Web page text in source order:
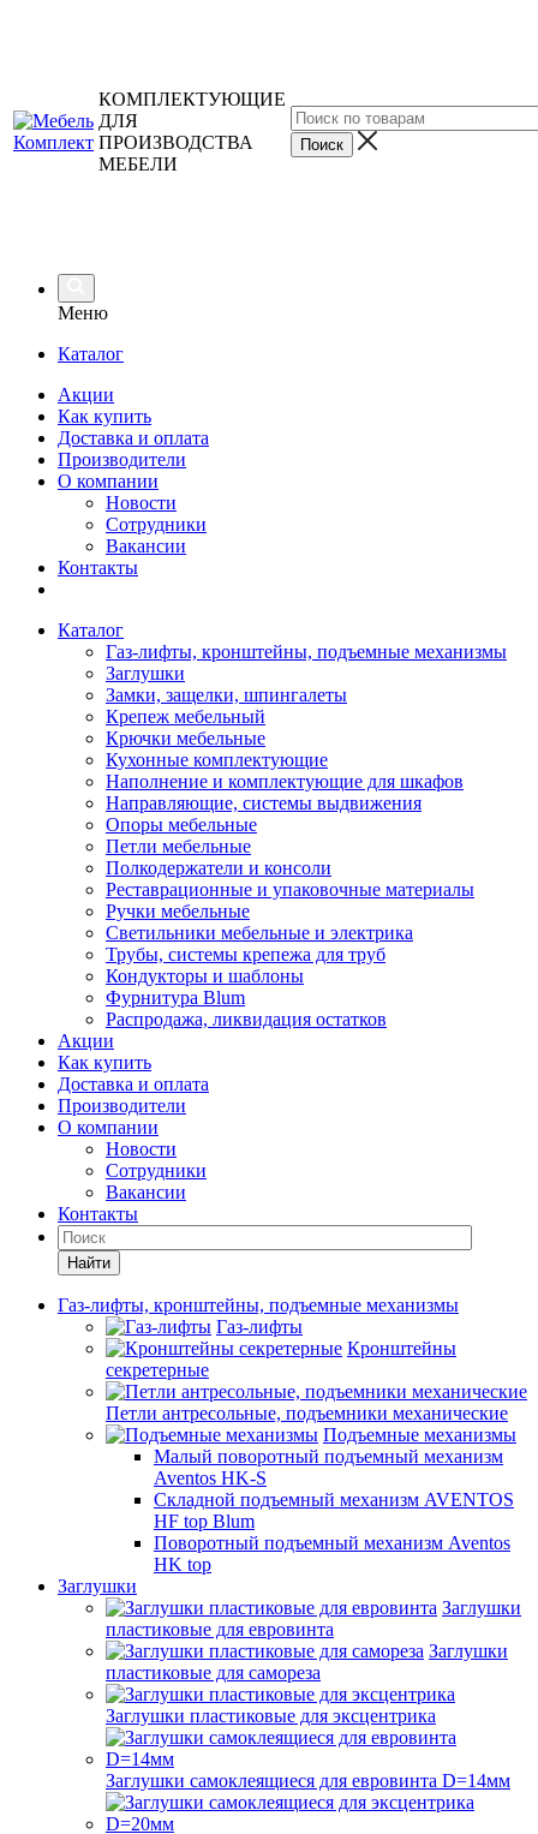
КОМПЛЕКТУЮЩИЕ
ДЛЯ
ПРОИЗВОДСТВА
МЕБЕЛИ
Меню
Каталог
Акции
Как купить
Доставка и оплата
Производители
О компании
Новости
Сотрудники
Вакансии
Контакты
Каталог
Газ-лифты, кронштейны, подъемные механизмы
Заглушки
Замки, защелки, шпингалеты
Крепеж мебельный
Крючки мебельные
Кухонные комплектующие
Наполнение и комплектующие для шкафов
Направляющие, системы выдвижения
Опоры мебельные
Петли мебельные
Полкодержатели и консоли
Реставрационные и упаковочные материалы
Ручки мебельные
Светильники мебельные и электрика
Трубы, системы крепежа для труб
Кондукторы и шаблоны
Фурнитура Blum
Распродажа, ликвидация остатков
Акции
Как купить
Доставка и оплата
Производители
О компании
Новости
Сотрудники
Вакансии
Контакты
Найти
Газ-лифты, кронштейны, подъемные механизмы
Газ-лифты
Кронштейны
секретерные
Петли антресольные, подъемники механические
Подъемные механизмы
Малый поворотный подъемный механизм
Aventos HK-S
Складной подъемный механизм AVENTOS
HF top Blum
Поворотный подъемный механизм Aventos
HK top
Заглушки
Заглушки
пластиковые для евровинта
Заглушки
пластиковые для самореза
Заглушки пластиковые для эксцентрика
Заглушки самоклеящиеся для евровинта D=14мм